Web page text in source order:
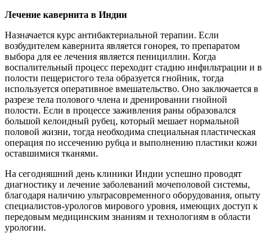
Лечение кавернита в Индии
Назначается курс антибактериальной терапии. Если
возбудителем кавернита является гонорея, то препаратом
выбора для ее лечения является пенициллин. Когда
воспалительный процесс переходит стадию инфильтрации и в
полости пещеристого тела образуется гнойник, тогда
используется оперативное вмешательство. Оно заключается в
разрезе тела полового члена и дренировании гнойной
полости. Если в процессе заживления раны образовался
большой келоидный рубец, который мешает нормальной
половой жизни, тогда необходима специальная пластическая
операция по иссечению рубца и выполнению пластики кожи
оставшимися тканями.
На сегодняшний день клиники Индии успешно проводят
диагностику и лечение заболеваний мочеполовой системы,
благодаря наличию ультрасовременного оборудования, опыту
специалистов-урологов мирового уровня, имеющих доступ к
передовым медицинским знаниям и технологиям в области
урологии.